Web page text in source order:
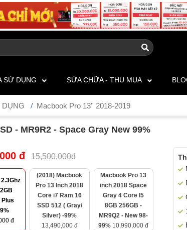
SỬ DỤNG SỬA CHỮA - THU MUA
DỤNG Macbook Pro 13'' 2018-2019
- MR9R2 - Space Gray New 99%
đ 15,500,000đ
Plus
đ
(2018) Macbook
Pro 13 Inch 2018
Core i7 Ram 16
SSD 512 ( Gray/
Silver) -99%
13,490,000 đ
Macbook Pro 13
inch 2018 Space
Gray 4 Core I5
8GB 256GB -
MR9Q2 - New 98-
99% 10,990,000 đ